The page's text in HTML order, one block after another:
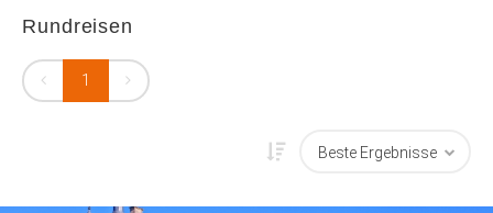
Rundreisen
1